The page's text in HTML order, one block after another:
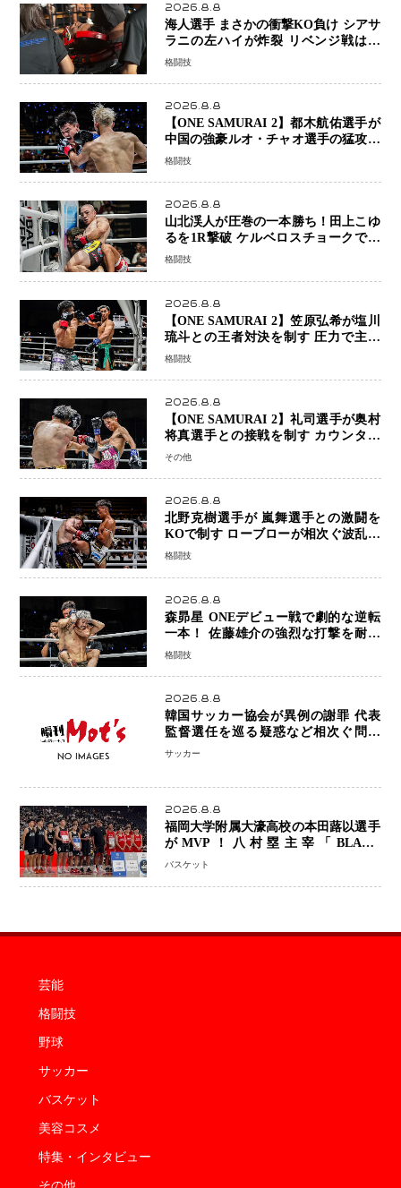
2026.8.8
海人選手 まさかの衝撃KO負け シアサ
ラニの左ハイが炸裂 リベンジ戦は一
瞬で決着
格闘技
2026.8.8
【ONE SAMURAI 2】都木航佑選手が
中国の強豪ルオ・チャオ選手の猛攻を
受けながらも的確な攻撃で応戦 最後
格闘技
2026.8.8
山北渓人が圧巻の一本勝ち！田上こゆ
るを1R撃破 ケルベロスチョークで存
在感を示す
格闘技
2026.8.8
【ONE SAMURAI 2】笠原弘希が塩川
琉斗との王者対決を制す 圧力で主導
権を握り判定勝利
格闘技
2026.8.8
【ONE SAMURAI 2】礼司選手が奥村
将真選手との接戦を制す カウンター
と正確な打撃で判定勝利
その他
2026.8.8
北野克樹選手が 嵐舞選手との激闘を
KOで制す ローブローが相次ぐ波乱の
展開…涙の勝利「生まれてくる娘のた
格闘技
2026.8.8
森昴星 ONEデビュー戦で劇的な逆転
一本！ 佐藤雄介の強烈な打撃を耐え
抜き、リアネイキッドチョークで勝利
格闘技
2026.8.8
韓国サッカー協会が異例の謝罪 代表
監督選任を巡る疑惑など相次ぐ問題
「組織の刷新」誓う
サッカー
2026.8.8
福岡大学附属大濠高校の本田蕗以選手
がMVP！八村塁主宰「BLACK
SAMURAI SUMMIT 2026」で存在
なった」
バスケット
芸能
格闘技
野球
サッカー
バスケット
美容コスメ
特集・インタビュー